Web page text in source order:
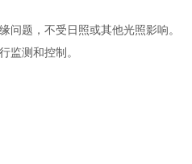
题，不受日照或其他光照影响。
监测和控制。